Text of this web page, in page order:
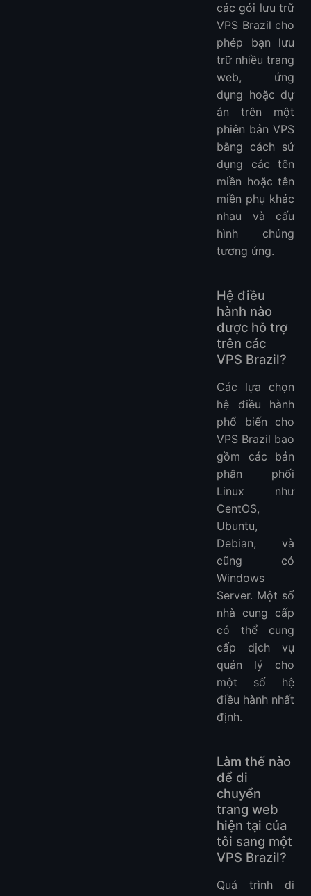
các gói lưu trữ
VPS Brazil cho
phép bạn lưu
trữ nhiều trang
web, ứng
dụng hoặc dự
án trên một
phiên bản VPS
bằng cách sử
dụng các tên
miền hoặc tên
miền phụ khác
nhau và cấu
hình chúng
tương ứng.
Hệ điều
hành nào
được hỗ trợ
trên các
VPS Brazil?
Các lựa chọn
hệ điều hành
phổ biến cho
VPS Brazil bao
gồm các bản
phân phối
Linux như
CentOS,
Ubuntu,
Debian, và
cũng có
Windows
Server. Một số
nhà cung cấp
có thể cung
cấp dịch vụ
quản lý cho
một số hệ
điều hành nhất
định.
Làm thế nào
để di
chuyển
trang web
hiện tại của
tôi sang một
VPS Brazil?
Quá trình di